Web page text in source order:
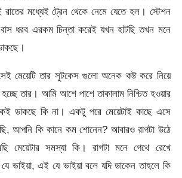
মধ্যেই ট্রেন থেকে নেমে যেতে হল। স্টেশন
ধরব এরকম চিন্তা করেই যখন হাটছি তখন মনে
মেয়েটি তার সুটকেস গুলো অনেক কষ্ট করে নিয়ে
তার। আমি আশে পাশে তাকালাম নিশ্চিত হওয়ার
ডাকছে কি না। একটু পরে মেয়েটাই কাছে এসে
আপনি কি কানে কম শোনেন? আবারও রাগটা উঠে
মেয়েটার সমস্যা কি। রাগটা মনে গেথে রেখে
ভাইয়া, এই যে ভাইয়া বলে যদি ডাকেন তাহলে কি